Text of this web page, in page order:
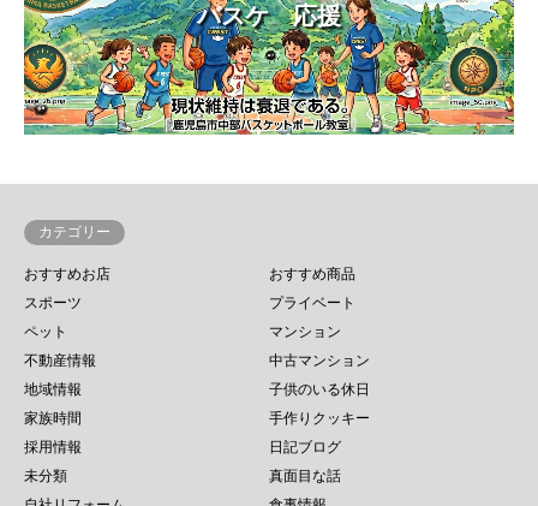
バスケ 応援
カテゴリー
おすすめお店
おすすめ商品
スポーツ
プライベート
ペット
マンション
不動産情報
中古マンション
地域情報
子供のいる休日
家族時間
手作りクッキー
採用情報
日記ブログ
未分類
真面目な話